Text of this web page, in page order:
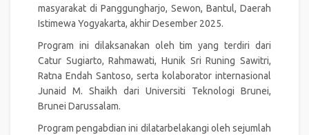
masyarakat di Panggungharjo, Sewon, Bantul, Daerah
Istimewa Yogyakarta, akhir Desember 2025.
Program ini dilaksanakan oleh tim yang terdiri dari
Catur Sugiarto, Rahmawati, Hunik Sri Runing Sawitri,
Ratna Endah Santoso, serta kolaborator internasional
Junaid M. Shaikh dari Universiti Teknologi Brunei,
Brunei Darussalam.
Program pengabdian ini dilatarbelakangi oleh sejumlah